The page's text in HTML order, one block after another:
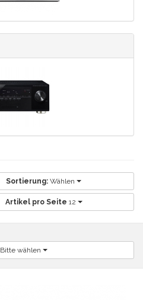
Sortierung: Wählen
Artikel pro Seite 12
Bitte wählen